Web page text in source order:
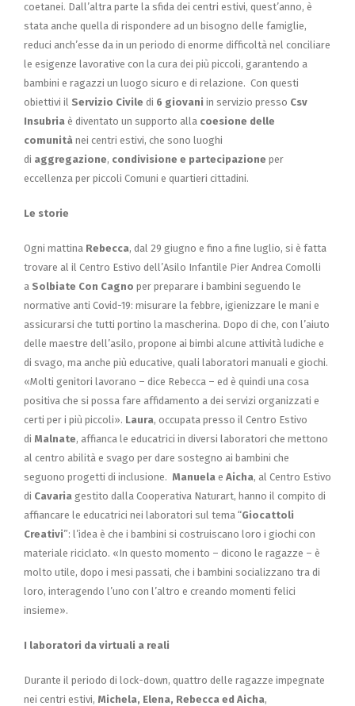
coetanei. Dall’altra parte la sfida dei centri estivi, quest’anno, è
stata anche quella di rispondere ad un bisogno delle famiglie,
reduci anch’esse da in un periodo di enorme difficoltà nel conciliare
le esigenze lavorative con la cura dei più piccoli, garantendo a
bambini e ragazzi un luogo sicuro e di relazione. Con questi
obiettivi il Servizio Civile di 6 giovani in servizio presso Csv
Insubria è diventato un supporto alla coesione delle
comunità nei centri estivi, che sono luoghi
di aggregazione, condivisione e partecipazione per
eccellenza per piccoli Comuni e quartieri cittadini.
Le storie
Ogni mattina Rebecca, dal 29 giugno e fino a fine luglio, si è fatta
trovare al il Centro Estivo dell’Asilo Infantile Pier Andrea Comolli
a Solbiate Con Cagno per preparare i bambini seguendo le
normative anti Covid-19: misurare la febbre, igienizzare le mani e
assicurarsi che tutti portino la mascherina. Dopo di che, con l’aiuto
delle maestre dell’asilo, propone ai bimbi alcune attività ludiche e
di svago, ma anche più educative, quali laboratori manuali e giochi.
«Molti genitori lavorano – dice Rebecca – ed è quindi una cosa
positiva che si possa fare affidamento a dei servizi organizzati e
certi per i più piccoli». Laura, occupata presso il Centro Estivo
di Malnate, affianca le educatrici in diversi laboratori che mettono
al centro abilità e svago per dare sostegno ai bambini che
seguono progetti di inclusione. Manuela e Aicha, al Centro Estivo
di Cavaria gestito dalla Cooperativa Naturart, hanno il compito di
affiancare le educatrici nei laboratori sul tema “Giocattoli
Creativi”: l’idea è che i bambini si costruiscano loro i giochi con
materiale riciclato. «In questo momento – dicono le ragazze – è
molto utile, dopo i mesi passati, che i bambini socializzano tra di
loro, interagendo l’uno con l’altro e creando momenti felici
insieme».
I laboratori da virtuali a reali
Durante il periodo di lock-down, quattro delle ragazze impegnate
nei centri estivi, Michela, Elena, Rebecca ed Aicha,